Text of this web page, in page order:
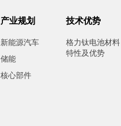
产业规划
新能源汽车
储能
核心部件
技术优势
格力钛电池材料
特性及优势